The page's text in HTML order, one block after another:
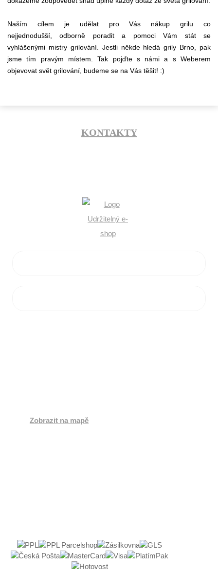
Naším cílem je udělat pro Vás nákup grilu co
nejjednodušší, odborně poradit a pomoci Vám stát se
vyhlášenými mistry grilování. Jestli někde hledá grily Brno, pak
jsme tím pravým místem. Tak pojďte s námi a s Weberem
objevovat svět grilování, budeme se na Vás těšit! :)
KONTAKTY
Zobrazit na mapě
Ne:
Zavřeno